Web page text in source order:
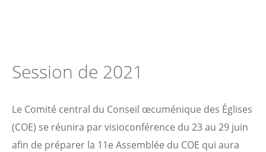
Session de 2021
Le Comité central du Conseil œcuménique des Églises
(COE) se réunira par visioconférence du 23 au 29 juin
afin de préparer la 11e Assemblée du COE qui aura